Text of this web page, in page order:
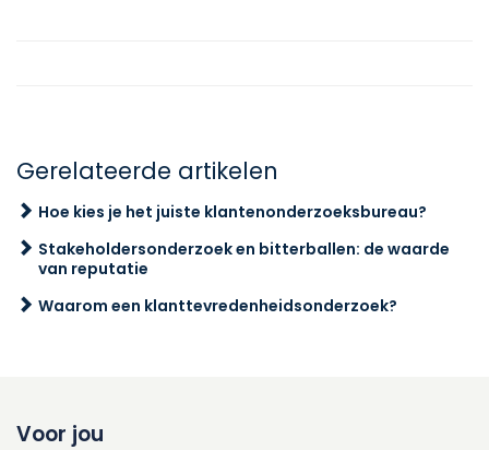
Gerelateerde artikelen
Hoe kies je het juiste klantenonderzoeksbureau?
Stakeholdersonderzoek en bitterballen: de waarde
van reputatie
Waarom een klanttevredenheidsonderzoek?
Voor jou